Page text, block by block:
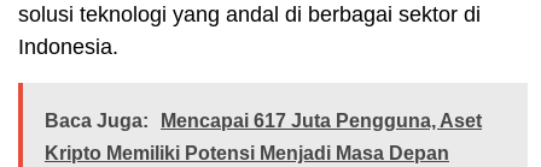
solusi teknologi yang andal di berbagai sektor di
Indonesia.
Baca Juga:
Mencapai 617 Juta Pengguna, Aset
Kripto Memiliki Potensi Menjadi Masa Depan